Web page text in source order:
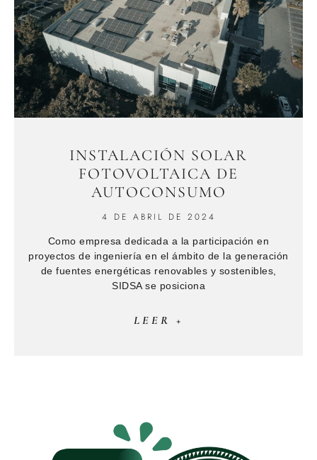
INSTALACIÓN SOLAR
FOTOVOLTAICA DE
AUTOCONSUMO
4 DE ABRIL DE 2024
Como empresa dedicada a la participación en
proyectos de ingeniería en el ámbito de la generación
de fuentes energéticas renovables y sostenibles,
SIDSA se posiciona
LEER +